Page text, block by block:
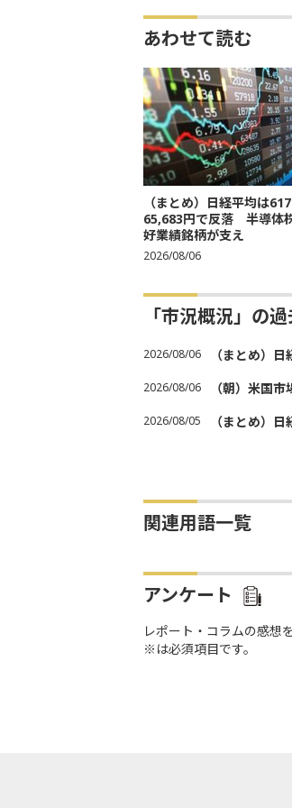
あわせて読む
（まとめ）日経平均は
65,683円で反落 半導体
好業績銘柄が支え
2026/08/06
「市況概況」の
2026/08/06 （まとめ）
2026/08/06 （朝）米国
2026/08/05 （まとめ）
関連用語一覧
アンケート
レポート・コラムの感想
※は必須項目です。